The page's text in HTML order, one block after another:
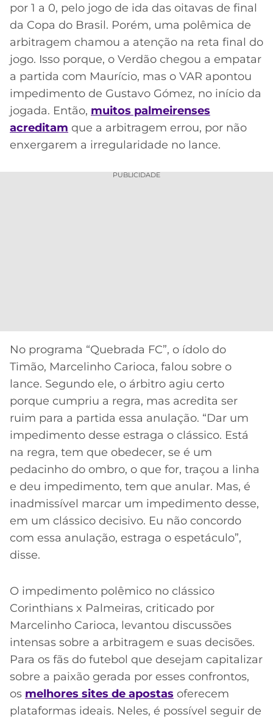
ONLINE
2026
GRÊMIO
ATLÉTICO
MG
CRUZEIRO
LALIGA
por 1 a 0, pelo jogo de ida das oitavas de final
da Copa do Brasil. Porém, uma polêmica de
arbitragem chamou a atenção na reta final do
jogo. Isso porque, o Verdão chegou a empatar
a partida com Maurício, mas o VAR apontou
impedimento de Gustavo Gómez, no início da
jogada. Então, muitos palmeirenses
acreditam que a arbitragem errou, por não
enxergarem a irregularidade no lance.
PUBLICIDADE
No programa “Quebrada FC”, o ídolo do
Timão, Marcelinho Carioca, falou sobre o
lance. Segundo ele, o árbitro agiu certo
porque cumpriu a regra, mas acredita ser
ruim para a partida essa anulação. “Dar um
impedimento desse estraga o clássico. Está
na regra, tem que obedecer, se é um
pedacinho do ombro, o que for, traçou a linha
e deu impedimento, tem que anular. Mas, é
inadmissível marcar um impedimento desse,
em um clássico decisivo. Eu não concordo
com essa anulação, estraga o espetáculo”,
disse.
O impedimento polêmico no clássico
Corinthians x Palmeiras, criticado por
Marcelinho Carioca, levantou discussões
intensas sobre a arbitragem e suas decisões.
Para os fãs do futebol que desejam capitalizar
sobre a paixão gerada por esses confrontos,
os melhores sites de apostas oferecem
plataformas ideais. Neles, é possível seguir de